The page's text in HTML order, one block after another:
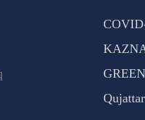
Qujattar